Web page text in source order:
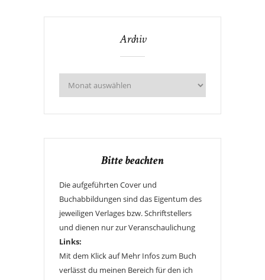
Archiv
Bitte beachten
Die aufgeführten Cover und
Buchabbildungen sind das Eigentum des
jeweiligen Verlages bzw. Schriftstellers
und dienen nur zur Veranschaulichung
Links:
Mit dem Klick auf Mehr Infos zum Buch
verlässt du meinen Bereich für den ich